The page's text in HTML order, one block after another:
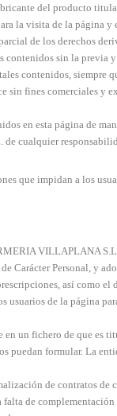
del producto
la visita de la página y
de los derechos
sin la previa
contenidos, siempre
sin fines comerciales y
en esta página de
cualquier
que impidan a los
VILLAPLANA
Personal, y
así como el
usuarios de la página
un fichero de que es
puedan formular. La
de contratos de
de complementación